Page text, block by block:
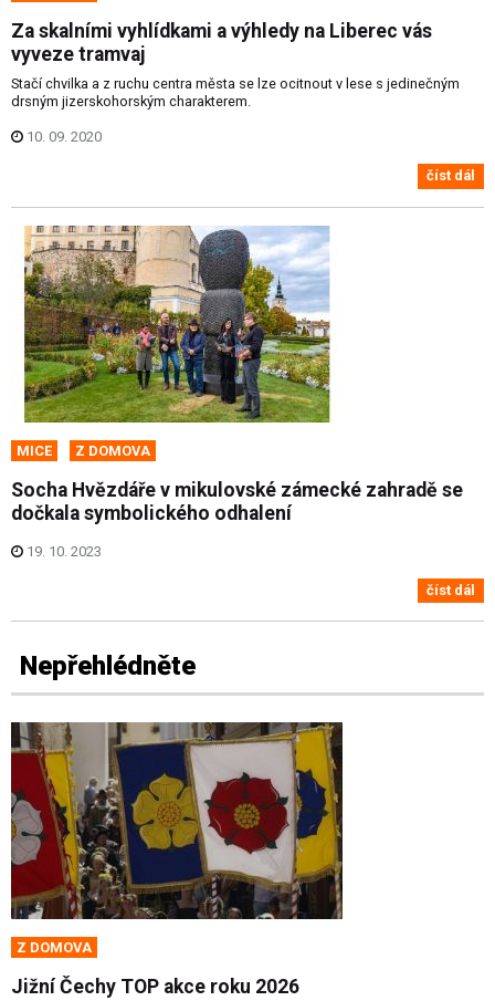
Za skalními vyhlídkami a výhledy na Liberec vás
vyveze tramvaj
Stačí chvilka a z ruchu centra města se lze ocitnout v lese s jedinečným
drsným jizerskohorským charakterem.
10. 09. 2020
číst dál
MICE Z DOMOVA
Socha Hvězdáře v mikulovské zámecké zahradě se
dočkala symbolického odhalení
19. 10. 2023
číst dál
Nepřehlédněte
Z DOMOVA
Jižní Čechy TOP akce roku 2026